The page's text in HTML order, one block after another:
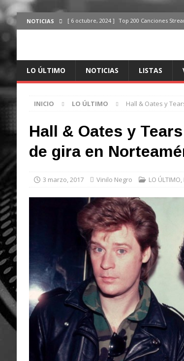
NOTICIAS [ 6 octubre, 2024 ] Top 200 Canciones
ÚLTIMO
ÚLTIMO
LO ÚLTIMO NOTICIAS LISTAS
INICIO LO ÚLTIMO Hall & Oates y
Hall & Oates y
de gira en
3 marzo, 2017 Vinilo Negro LO ÚLTIMO,